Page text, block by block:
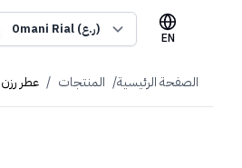
Omani Rial (ر.ع)
EN
الصفحة الرئيسية/ المنتجات / عطر رزن